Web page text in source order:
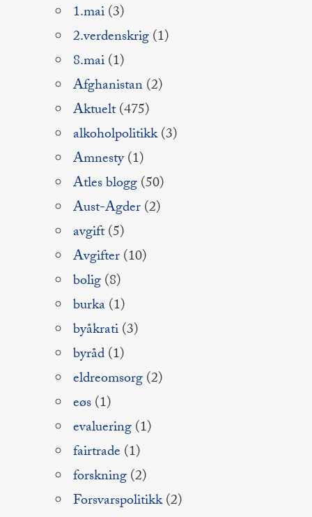
1.mai(3)
2.verdenskrig(1)
8.mai(1)
Afghanistan(2)
Aktuelt(475)
alkoholpolitikk(3)
Amnesty(1)
Atles blogg(50)
Aust-Agder(2)
avgift(5)
Avgifter(10)
bolig(8)
burka(1)
byåkrati(3)
byråd(1)
eldreomsorg(2)
eøs(1)
evaluering(1)
fairtrade (1)
forskning(2)
Forsvarspolitikk(2)